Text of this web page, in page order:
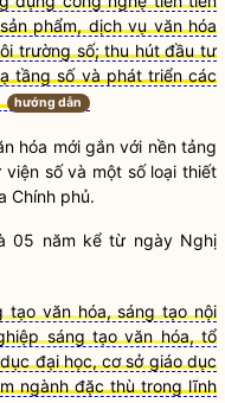
phẩm, dịch vụ văn hóa
trường số; thu hút đầu tư
tầng số và phát triển các
hướng dẫn
hóa mới gắn với nền tảng
số và một số loại thiết
Chính phủ.
05 năm kể từ ngày Nghị
tạo văn hóa, sáng tạo nội
sáng tạo văn hóa, tổ
đại học, cơ sở giáo dục
ngành đặc thù trong lĩnh